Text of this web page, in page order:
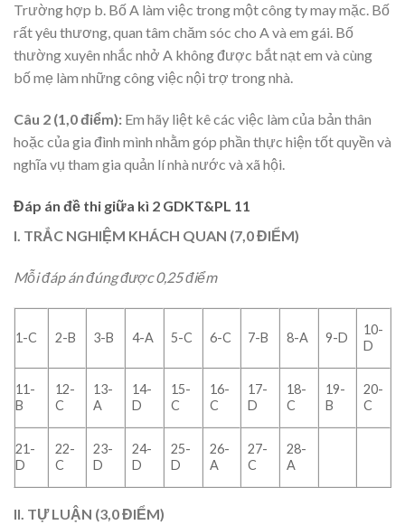
Trường hợp b. Bố A làm việc trong một công ty may mặc. Bố
rất yêu thương, quan tâm chăm sóc cho A và em gái. Bố
thường xuyên nhắc nhở A không được bắt nạt em và cùng
bố mẹ làm những công việc nội trợ trong nhà.
Câu 2 (1,0 điểm): Em hãy liệt kê các việc làm của bản thân
hoặc của gia đình mình nhằm góp phần thực hiện tốt quyền và
nghĩa vụ tham gia quản lí nhà nước và xã hội.
Đáp án đề thi giữa kì 2 GDKT&PL 11
I. TRẮC NGHIỆM KHÁCH QUAN (7,0 ĐIỂM)
Mỗi đáp án đúng được 0,25 điểm
1-C 2-B 3-B 4-A 5-C 6-C 7-B 8-A 9-D
10-
D
11-
B
12-
C
13-
A
14-
D
15-
C
16-
C
17-
D
18-
C
19-
B
20-
C
21-
D
22-
C
23-
D
24-
D
25-
D
26-
A
27-
C
28-
A
II. TỰ LUẬN (3,0 ĐIỂM)